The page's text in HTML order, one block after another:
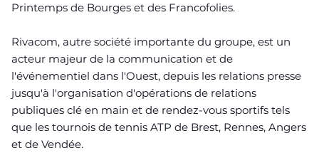
Printemps de Bourges et des Francofolies.
Rivacom, autre société importante du groupe, est un
acteur majeur de la communication et de
l'événementiel dans l'Ouest, depuis les relations presse
jusqu'à l'organisation d'opérations de relations
publiques clé en main et de rendez-vous sportifs tels
que les tournois de tennis ATP de Brest, Rennes, Angers
et de Vendée.